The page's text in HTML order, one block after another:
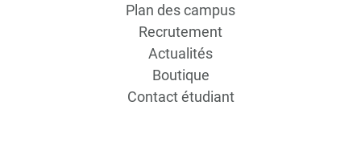
Plan des campus
Recrutement
Actualités
Boutique
Contact étudiant